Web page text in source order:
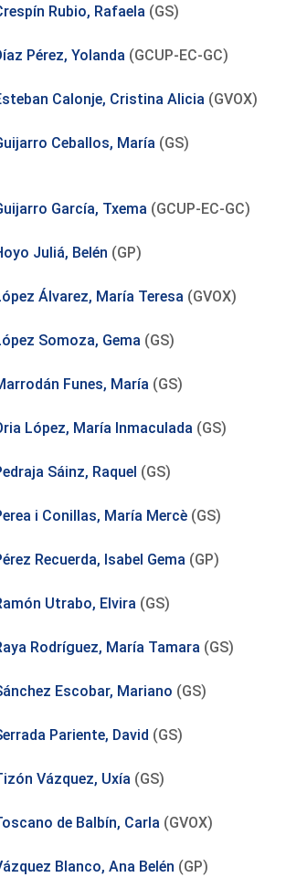
Rubio, Rafaela (GS)
Pérez, Yolanda (GCUP-EC-GC)
Calonje, Cristina Alicia (GVOX)
Ceballos, María (GS)
García, Txema (GCUP-EC-GC)
Juliá, Belén (GP)
Álvarez, María Teresa (GVOX)
Somoza, Gema (GS)
Funes, María (GS)
López, María Inmaculada (GS)
Sáinz, Raquel (GS)
i Conillas, María Mercè(GS)
Recuerda, Isabel Gema (GP)
Utrabo, Elvira (GS)
Rodríguez, María Tamara (GS)
Escobar, Mariano (GS)
Pariente, David (GS)
Vázquez, Uxía (GS)
de Balbín, Carla (GVOX)
Blanco, Ana Belén (GP)